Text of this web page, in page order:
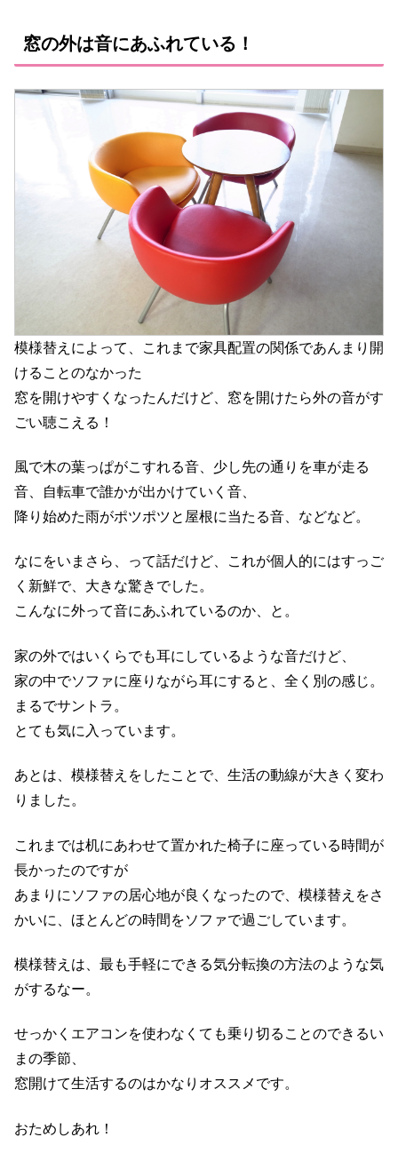
窓の外は音にあふれている！
模様替えによって、これまで家具配置の関係であんまり開
けることのなかった
窓を開けやすくなったんだけど、窓を開けたら外の音がす
ごい聴こえる！
風で木の葉っぱがこすれる音、少し先の通りを車が走る
音、自転車で誰かが出かけていく音、
降り始めた雨がポツポツと屋根に当たる音、などなど。
なにをいまさら、って話だけど、これが個人的にはすっご
く新鮮で、大きな驚きでした。
こんなに外って音にあふれているのか、と。
家の外ではいくらでも耳にしているような音だけど、
家の中でソファに座りながら耳にすると、全く別の感じ。
まるでサントラ。
とても気に入っています。
あとは、模様替えをしたことで、生活の動線が大きく変わ
りました。
これまでは机にあわせて置かれた椅子に座っている時間が
長かったのですが
あまりにソファの居心地が良くなったので、模様替えをさ
かいに、ほとんどの時間をソファで過ごしています。
模様替えは、最も手軽にできる気分転換の方法のような気
がするなー。
せっかくエアコンを使わなくても乗り切ることのできるい
まの季節、
窓開けて生活するのはかなりオススメです。
おためしあれ！